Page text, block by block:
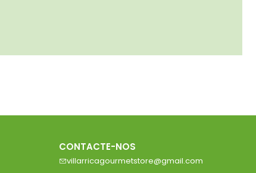
CONTACTE-NOS
villarricagourmetstore@gmail.com